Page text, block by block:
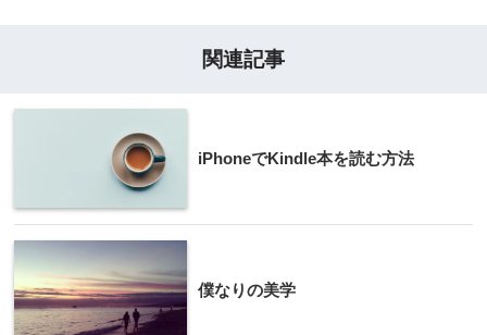
関連記事
iPhoneでKindle本を読む方法
僕なりの美学